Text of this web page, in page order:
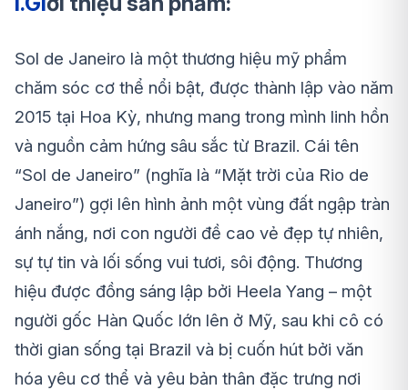
Sol de Janeiro là một thương hiệu mỹ phẩm
chăm sóc cơ thể nổi bật, được thành lập vào năm
2015 tại Hoa Kỳ, nhưng mang trong mình linh hồn
và nguồn cảm hứng sâu sắc từ Brazil. Cái tên
“Sol de Janeiro” (nghĩa là “Mặt trời của Rio de
Janeiro”) gợi lên hình ảnh một vùng đất ngập tràn
ánh nắng, nơi con người đề cao vẻ đẹp tự nhiên,
sự tự tin và lối sống vui tươi, sôi động. Thương
hiệu được đồng sáng lập bởi Heela Yang – một
người gốc Hàn Quốc lớn lên ở Mỹ, sau khi cô có
thời gian sống tại Brazil và bị cuốn hút bởi văn
hóa yêu cơ thể và yêu bản thân đặc trưng nơi